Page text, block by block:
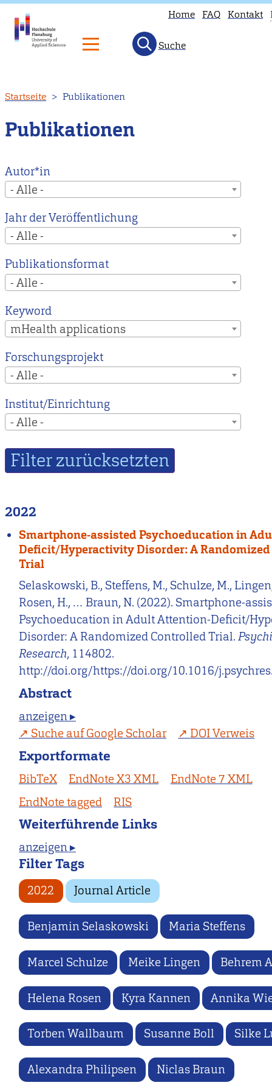
zum
Inhalt
Home FAQ Kontakt
Suche
Startseite Publikationen
Publikationen
Autor*in
- Alle -
Jahr der Veröffentlichung
- Alle -
Publikationsformat
- Alle -
Keyword
mHealth applications
Forschungsprojekt
- Alle -
Institut/Einrichtung
- Alle -
2022
Smartphone-assisted Psychoeducation in
Deficit/Hyperactivity Disorder: A
Trial
Selaskowski, B., Steffens, M., Schulze, M.,
Rosen, H., … Braun, N. (2022). Smartphone-
Psychoeducation in Adult Attention-Deficit/
Disorder: A Randomized Controlled Trial.
Research, 114802.
http://doi.org/https://doi.org/10.1016/
Abstract
anzeigen ▸
Suche auf Google Scholar
DOI Verweis
Exportformate
BibTeX EndNote X3 XML
EndNote 7 XML
EndNote tagged
RIS
Weiterführende Links
anzeigen ▸
Filter Tags
2022 Journal Article
Benjamin Selaskowski Maria Steffens
Marcel Schulze Meike Lingen Behrem
Helena Rosen Kyra Kannen Annika
Torben Wallbaum Susanne Boll Silke
Alexandra Philipsen Niclas Braun